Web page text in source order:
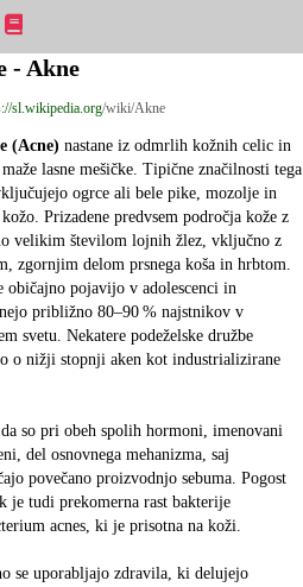
- Akne
sl.wikipedia.org/wiki/Akne
(Acne) nastane iz odmrlih kožnih celic in
lasne mešičke. Tipične značilnosti tega
ogrce ali bele pike, mozolje in
Prizadene predvsem področja kože z
velikim številom lojnih žlez, vključno z
zgornjim delom prsnega koša in hrbtom.
običajno pojavijo v adolescenci in
približno 80–90 % najstnikov v
svetu. Nekatere podeželske družbe
o nižji stopnji aken kot industrializirane
so pri obeh spolih hormoni, imenovani
del osnovnega mehanizma, saj
povečano proizvodnjo sebuma. Pogost
je tudi prekomerna rast bakterije
acnes, ki je prisotna na koži.
se uporabljajo zdravila, ki delujejo